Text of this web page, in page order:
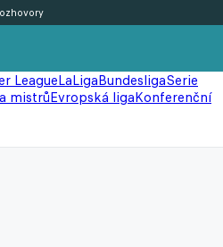
LeagueLaLigaBundesligaSerie
mistrůEvropská ligaKonferenční